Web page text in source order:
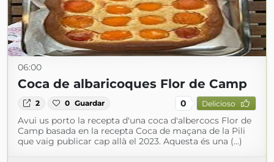
06:00
Coca de albaricoques Flor de Camp
2 0 Guardar 0 Delicioso
Avui us porto la recepta d'una coca d'albercocs Flor de
Camp basada en la recepta Coca de maçana de la Pili
que vaig publicar cap allà el 2023. Aquesta és una (...)